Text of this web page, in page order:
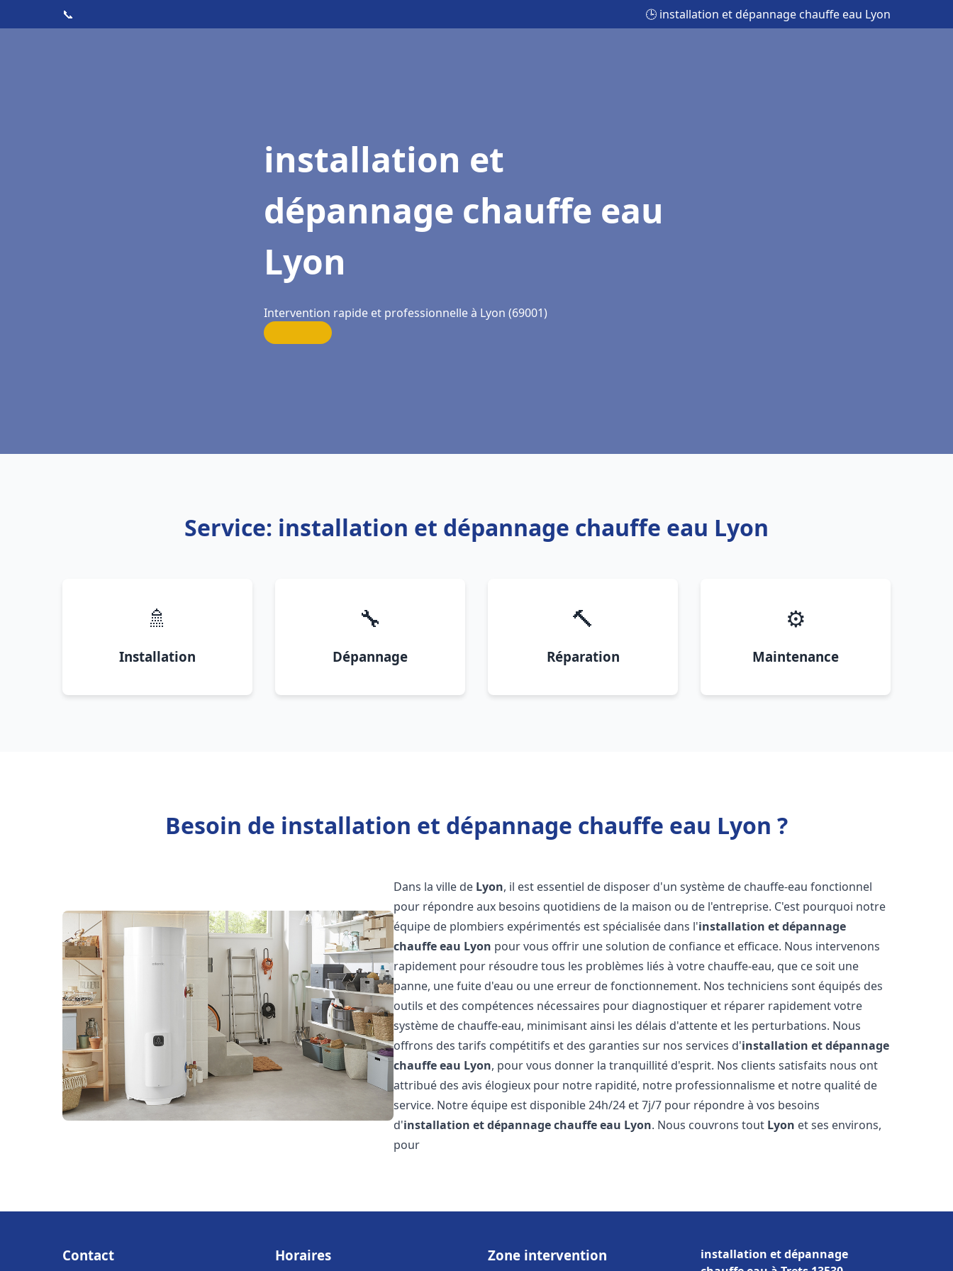
📞 🕒 installation et dépannage chauffe eau Lyon
installation et
dépannage chauffe eau
Lyon
Intervention rapide et professionnelle à Lyon (69001)
Service: installation et dépannage chauffe eau Lyon
🚿
Installation
🔧
Dépannage
🔨
Réparation
⚙️
Maintenance
Besoin de installation et dépannage chauffe eau Lyon ?
Dans la ville de Lyon, il est essentiel de disposer d'un système de chauffe-eau fonctionnel
pour répondre aux besoins quotidiens de la maison ou de l'entreprise. C'est pourquoi notre
équipe de plombiers expérimentés est spécialisée dans l'installation et dépannage
chauffe eau Lyon pour vous offrir une solution de confiance et efficace. Nous intervenons
rapidement pour résoudre tous les problèmes liés à votre chauffe-eau, que ce soit une
panne, une fuite d'eau ou une erreur de fonctionnement. Nos techniciens sont équipés des
outils et des compétences nécessaires pour diagnostiquer et réparer rapidement votre
système de chauffe-eau, minimisant ainsi les délais d'attente et les perturbations. Nous
offrons des tarifs compétitifs et des garanties sur nos services d'installation et dépannage
chauffe eau Lyon, pour vous donner la tranquillité d'esprit. Nos clients satisfaits nous ont
attribué des avis élogieux pour notre rapidité, notre professionnalisme et notre qualité de
service. Notre équipe est disponible 24h/24 et 7j/7 pour répondre à vos besoins
d'installation et dépannage chauffe eau Lyon. Nous couvrons tout Lyon et ses environs,
pour
Contact Horaires Zone intervention
installation et dépannage